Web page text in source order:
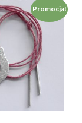
Promocja!